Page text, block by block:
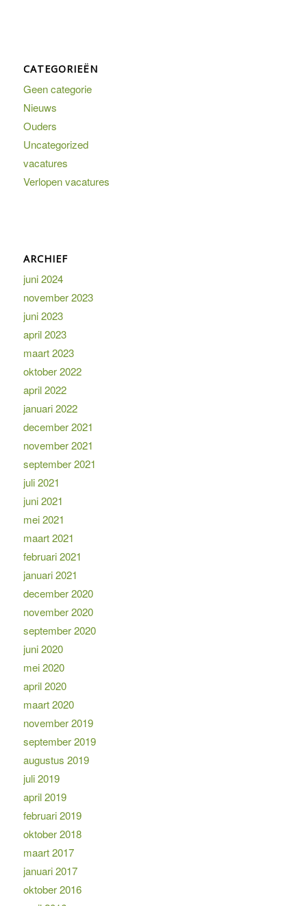
CATEGORIEËN
Geen categorie
Nieuws
Ouders
Uncategorized
vacatures
Verlopen vacatures
ARCHIEF
juni 2024
november 2023
juni 2023
april 2023
maart 2023
oktober 2022
april 2022
januari 2022
december 2021
november 2021
september 2021
juli 2021
juni 2021
mei 2021
maart 2021
februari 2021
januari 2021
december 2020
november 2020
september 2020
juni 2020
mei 2020
april 2020
maart 2020
november 2019
september 2019
augustus 2019
juli 2019
april 2019
februari 2019
oktober 2018
maart 2017
januari 2017
oktober 2016